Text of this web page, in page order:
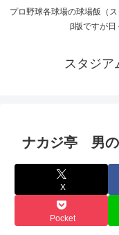
プロ野球各球場の球場飯（
β版ですが日
スタジア
ナカジ亭 男の
X
Pocket